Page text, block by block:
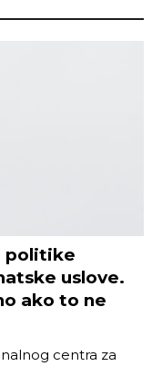
politike
uslove.
ako to ne
centra za